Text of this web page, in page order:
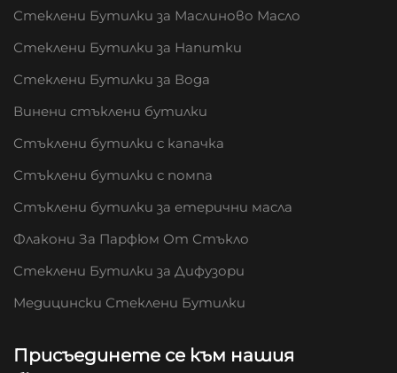
Стеклени Бутилки за Маслиново Масло
Стеклени Бутилки за Напитки
Стеклени Бутилки за Вода
Винени стъклени бутилки
Стъклени бутилки с капачка
Стъклени бутилки с помпа
Стъклени бутилки за етерични масла
Флакони За Парфюм От Стъкло
Стеклени Бутилки за Дифузори
Медицински Стеклени Бутилки
Присъединете се към нашия